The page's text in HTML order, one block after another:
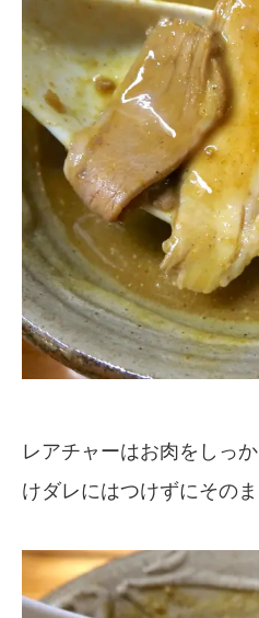
レアチャーはお肉をしっ
けダレにはつけずにその